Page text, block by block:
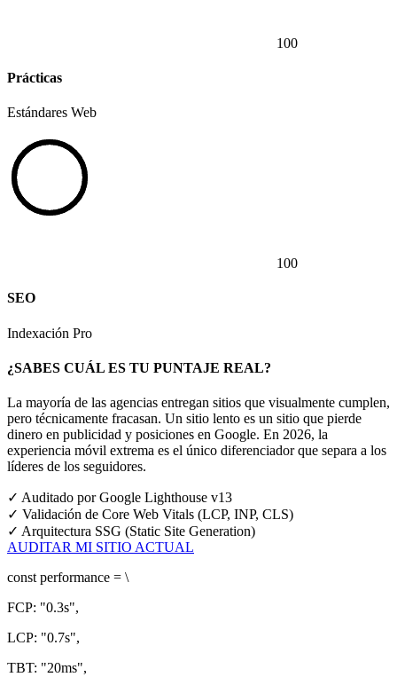
100
Prácticas
Estándares Web
100
SEO
Indexación Pro
¿SABES CUÁL ES TU PUNTAJE REAL?
La mayoría de las agencias entregan sitios que visualmente cumplen,
pero técnicamente fracasan. Un sitio lento es un sitio que pierde
dinero en publicidad y posiciones en Google. En 2026, la
experiencia móvil extrema es el único diferenciador que separa a los
líderes de los seguidores.
✓ Auditado por Google Lighthouse v13
✓ Validación de Core Web Vitals (LCP, INP, CLS)
✓ Arquitectura SSG (Static Site Generation)
AUDITAR MI SITIO ACTUAL
const performance = \
FCP: "0.3s",
LCP: "0.7s",
TBT: "20ms",